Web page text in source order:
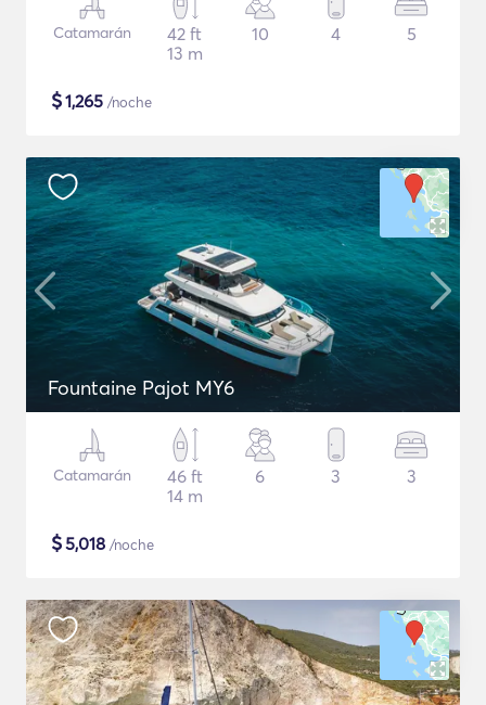
Catamarán
42 ft
13 m
10 4 5
$1,265 /noche
Fountaine Pajot MY6
Catamarán
46 ft
14 m
6 3 3
$5,018 /noche